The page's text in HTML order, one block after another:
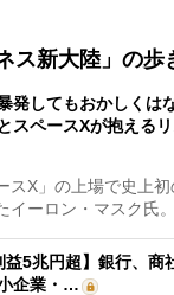
ス新大陸」の歩
暴発してもおかしくは
スペースXが抱える
X」の上場で史上初
イーロン・マスク氏
益5兆円超】銀行、商
企業・…